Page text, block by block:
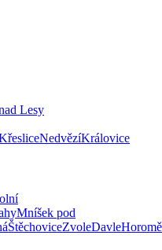
Lesy
NedvězíKrálovice
Mníšek pod
ŠtěchoviceZvoleDavle